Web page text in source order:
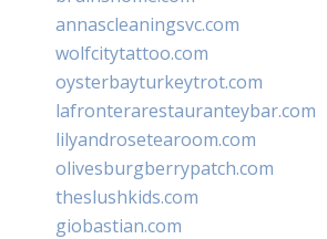
annascleaningsvc.com
wolfcitytattoo.com
oysterbayturkeytrot.com
lafronterarestauranteybar.com
lilyandrosetearoom.com
olivesburgberrypatch.com
theslushkids.com
giobastian.com